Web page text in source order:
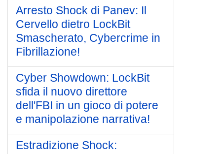
Arresto Shock di Panev: Il
Cervello dietro LockBit
Smascherato, Cybercrime in
Fibrillazione!
Cyber Showdown: LockBit
sfida il nuovo direttore
dell'FBI in un gioco di potere
e manipolazione narrativa!
Estradizione Shock: